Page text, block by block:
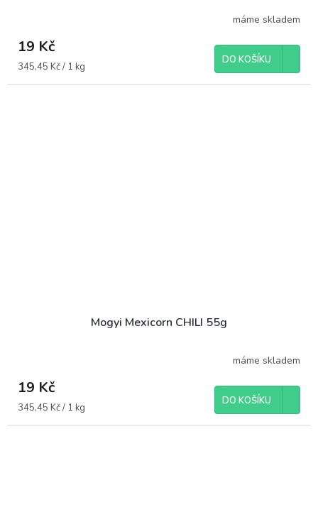
máme skladem
19 Kč
Měrná
345,45 Kč / 1 kg
DO KOŠÍKU
Mogyi Mexicorn CHILI 55g
máme skladem
19 Kč
Měrná
345,45 Kč / 1 kg
DO KOŠÍKU